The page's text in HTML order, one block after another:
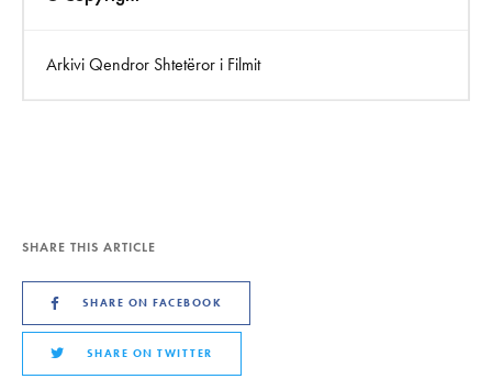
Arkivi Qendror Shtetëror i Filmit
SHARE THIS ARTICLE
SHARE ON FACEBOOK
SHARE ON TWITTER